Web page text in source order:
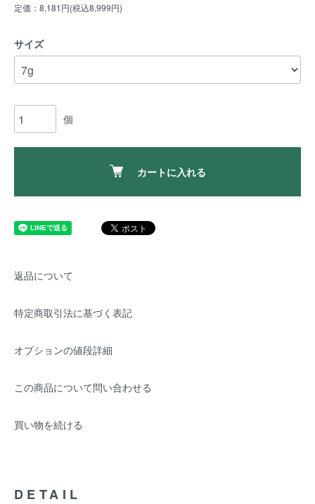
定価：8,181円(税込8,999円)
サイズ
個
カートに入れる
返品について
特定商取引法に基づく表記
オプションの値段詳細
この商品について問い合わせる
買い物を続ける
DETAIL